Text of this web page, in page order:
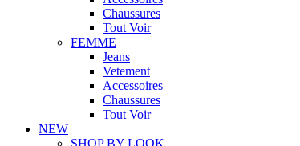
Chaussures
Tout Voir
FEMME
Jeans
Vetement
Accessoires
Chaussures
Tout Voir
NEW
SHOP BY LOOK